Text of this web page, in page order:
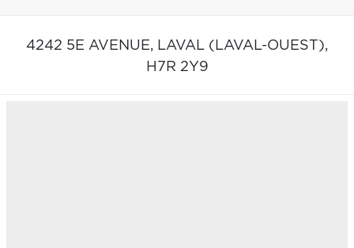
4242 5E AVENUE, LAVAL (LAVAL-OUEST),
H7R 2Y9